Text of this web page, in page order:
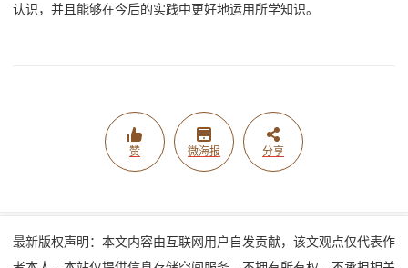
认识，并且能够在今后的实践中更好地运用所学知识。
赞 微海报 分享
最新版权声明：本文内容由互联网用户自发贡献，该文观点仅代表作